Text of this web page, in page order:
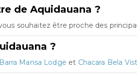
de Aquidauana ?
souhaitez être proche des
?
Barra Mansa Lodge et Chacara Bela